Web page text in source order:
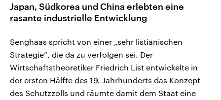
Japan, Südkorea und China erlebten eine
rasante industrielle Entwicklung
Senghaas spricht von einer „sehr listianischen
Strategie“, die da zu verfolgen sei. Der
Wirtschaftstheoretiker Friedrich List entwickelte in
der ersten Hälfte des 19. Jahrhunderts das Konzept
des Schutzzolls und räumte damit dem Staat eine